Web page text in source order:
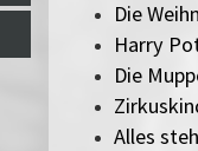
Die
Harry
Die
Alles